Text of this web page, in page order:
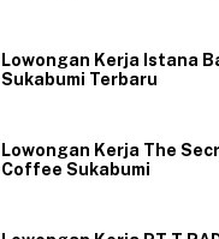
Lowongan Kerja Istana
Sukabumi Terbaru
Lowongan Kerja The
Coffee Sukabumi